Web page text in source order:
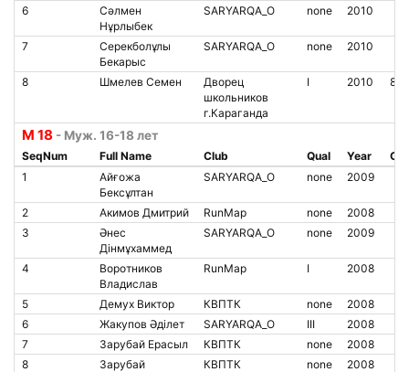
6
Сәлмен
Нұрлыбек
SARYARQA_O none 2010
7
Серекболұлы
Бекарыс
SARYARQA_O none 2010
8 Шмелев Семен
Дворец
школьников
г.Караганда
I 2010
М 18 - Муж. 16-18 лет
SeqNum Full Name Club Qual Year
1
Айғожа
Бексұлтан
SARYARQA_O none 2009
2 Акимов Дмитрий RunMap none
2008
3
Әнес
Дінмұхаммед
SARYARQA_O none 2009
4
Воротников
Владислав
RunMap I 2008
5 Демух Виктор КВПТК none
2008
6
Жакупов Әділет SARYARQA_O III
2008
7
Зарубай Ерасыл КВПТК none
2008
8
Зарубай
КВПТК none 2008